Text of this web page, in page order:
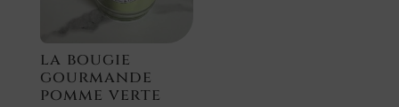
la bougie
gourmande
pomme verte